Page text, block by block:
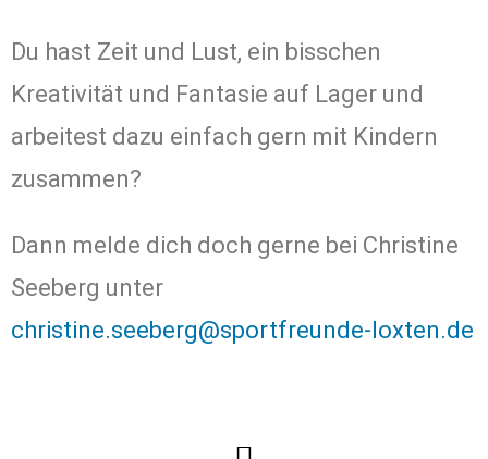
Du hast Zeit und Lust, ein bisschen
Kreativität und Fantasie auf Lager und
arbeitest dazu einfach gern mit Kindern
zusammen?
Dann melde dich doch gerne bei Christine
Seeberg unter
christine.seeberg@sportfreunde-loxten.de